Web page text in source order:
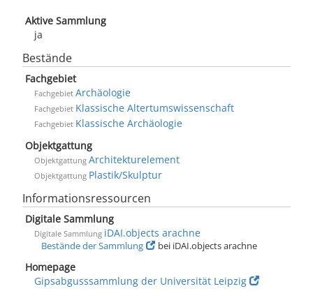
Aktive Sammlung
ja
Bestände
Fachgebiet
Fachgebiet Archäologie
Fachgebiet Klassische Altertumswissenschaft
Fachgebiet Klassische Archäologie
Objektgattung
Objektgattung Architekturelement
Objektgattung Plastik/Skulptur
Informationsressourcen
Digitale Sammlung
Digitale Sammlung iDAI.objects arachne
Bestände der Sammlung bei iDAI.objects arachne
Homepage
Gipsabgusssammlung der Universität Leipzig